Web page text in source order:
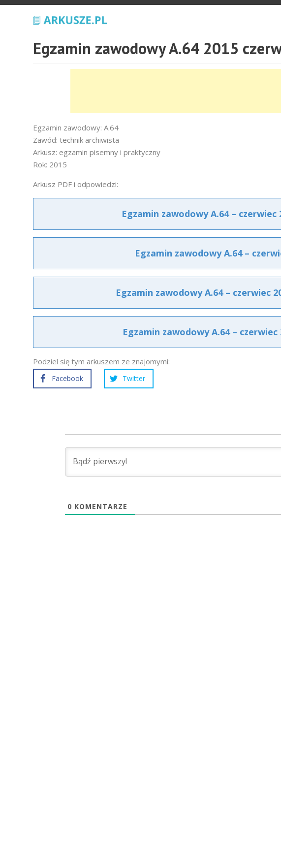
Egzamin zawodowy A.64 2015
Egzamin zawodowy: A.64
Zawód: technik archiwista
Arkusz: egzamin pisemny i praktyczny
Rok: 2015
Arkusz PDF i odpowiedzi:
Egzamin zawodowy A.64 – czerwiec
Egzamin zawodowy A.64 –
Egzamin zawodowy A.64 – czerwiec
Egzamin zawodowy A.64 –
Podziel się tym arkuszem ze znajomymi:
Facebook Twitter
0 KOMENTARZE